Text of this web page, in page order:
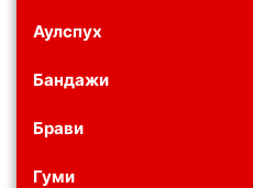
Аулспух
Бандажи
Брави
Гуми